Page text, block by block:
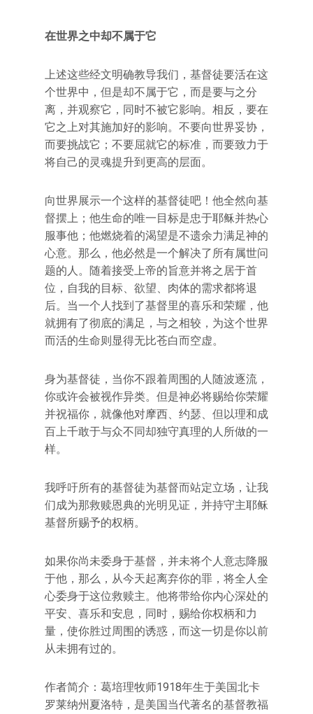
在世界之中却不属于它
上述这些经文明确教导我们，基督徒要活在这
个世界中，但是却不属于它，而是要与之分
离，并观察它，同时不被它影响。相反，要在
它之上对其施加好的影响。不要向世界妥协，
而要挑战它；不要屈就它的标准，而要致力于
将自己的灵魂提升到更高的层面。
向世界展示一个这样的基督徒吧！他全然向基
督摆上；他生命的唯一目标是忠于耶稣并热心
服事他；他燃烧着的渴望是不遗余力满足神的
心意。那么，他必然是一个解决了所有属世问
题的人。随着接受上帝的旨意并将之居于首
位，自我的目标、欲望、肉体的需求都将退
后。当一个人找到了基督里的喜乐和荣耀，他
就拥有了彻底的满足，与之相较，为这个世界
而活的生命则显得无比苍白而空虚。
身为基督徒，当你不跟着周围的人随波逐流，
你或许会被视作异类。但是神必将赐给你荣耀
并祝福你，就像他对摩西、约瑟、但以理和成
百上千敢于与众不同却独守真理的人所做的一
样。
我呼吁所有的基督徒为基督而站定立场，让我
们成为那救赎恩典的光明见证，并持守主耶稣
基督所赐予的权柄。
如果你尚未委身于基督，并未将个人意志降服
于他，那么，从今天起离弃你的罪，将全人全
心委身于这位救赎主。他将带给你内心深处的
平安、喜乐和安息，同时，赐给你权柄和力
量，使你胜过周围的诱惑，而这一切是你以前
从未拥有过的。
作者简介：葛培理牧师1918年生于美国北卡
罗莱纳州夏洛特，是美国当代著名的基督教福